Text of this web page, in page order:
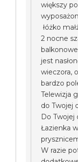
większy
łóżko
2 nocne
jest
wieczora,
bardzo
Telewizja
do Twojej
Do Twojej
Łazienka
W razie